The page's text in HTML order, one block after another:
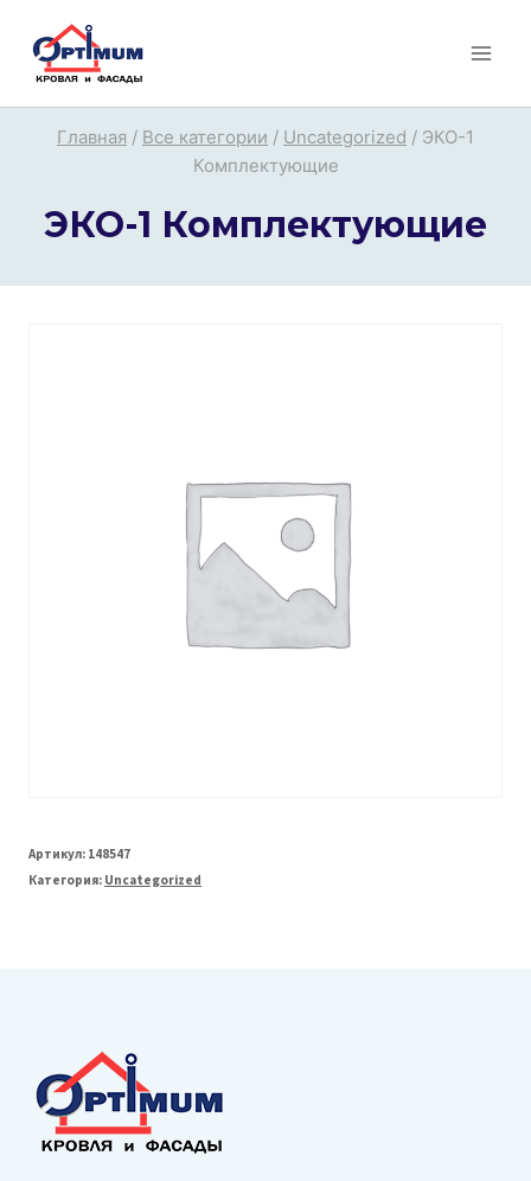
Перейти
Главная / Все категории / Uncategorized / ЭКО-1
Комплектующие
ЭКО-1 Комплектующие
Артикул: 148547
Категория: Uncategorized